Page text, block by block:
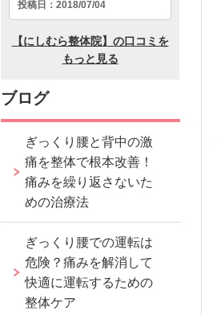
ブログ
ぎっくり腰と背中の激
痛を整体で根本改善！
痛みを繰り返さないた
めの治療法
ぎっくり腰での運転は
危険？痛みを解消して
快適に運転するための
整体ケア